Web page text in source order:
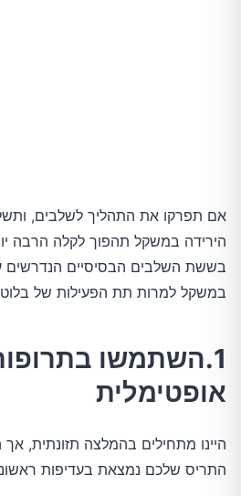
אם תפרקו את התהליך לשלבים,
הירידה במשקל תהפוך לקלה הרבה
בששת השלבים הבסיסיים הנדרשים
במשקל למרות תת הפעילות של
1.השתמשו
אופטימלית
היינו מתחילים בהמלצה תזונתית,
התריס שלכם נמצאת בעדיפות